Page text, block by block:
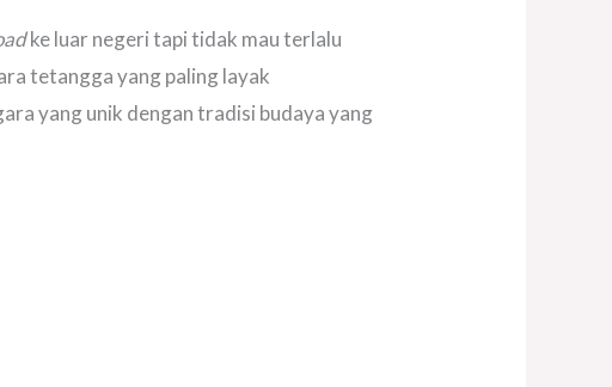
ke luar negeri tapi tidak mau terlalu
tetangga yang paling layak
yang unik dengan tradisi budaya yang